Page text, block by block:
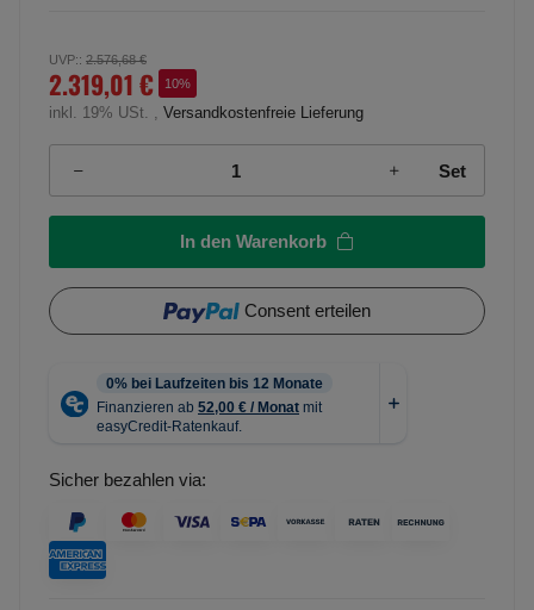
UVP:: 2.576,68 €
2.319,01 € 10%
inkl. 19% USt. , Versandkostenfreie Lieferung
Set
In den Warenkorb
Consent erteilen
Sicher bezahlen via: